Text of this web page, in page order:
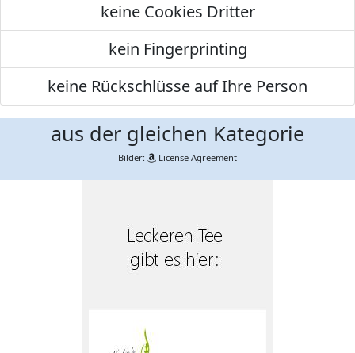
keine Cookies Dritter
kein Fingerprinting
keine Rückschlüsse auf Ihre Person
aus der gleichen Kategorie
Bilder: License Agreement